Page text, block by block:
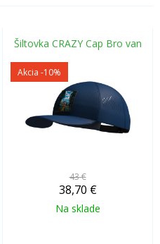
Šiltovka CRAZY Cap Bro van
Akcia -10%
43 €
38,70 €
Na sklade